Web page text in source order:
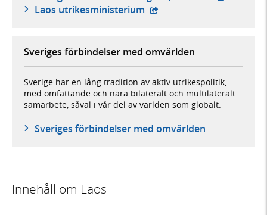
Laos utrikesministerium - extern webbplats,
Sveriges förbindelser med omvärlden
Sverige har en lång tradition av aktiv utrikespolitik,
med omfattande och nära bilateralt och multilateralt
samarbete, såväl i vår del av världen som globalt.
Sveriges förbindelser med omvärlden
Innehåll om Laos